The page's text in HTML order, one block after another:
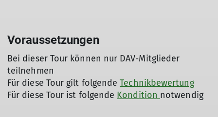
Voraussetzungen
Bei dieser Tour können nur DAV-Mitglieder
teilnehmen
Für diese Tour gilt folgendeTechnikbewertung
Für diese Tour ist folgende Kondition notwendig